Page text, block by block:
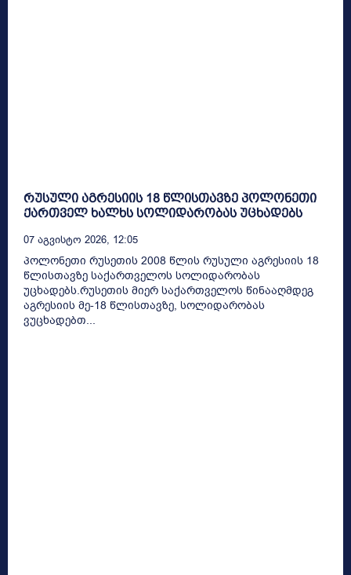
რუსული აგრესიის 18 წლისთავზე პოლონეთი
ქართველ ხალხს სოლიდარობას უცხადებს
07 Აგვისტო 2026, 12:05
პოლონეთი რუსეთის 2008 წლის რუსული აგრესიის 18
წლისთავზე საქართველოს სოლიდარობას
უცხადებს.რუსეთის მიერ საქართველოს წინააღმდეგ
აგრესიის მე-18 წლისთავზე, სოლიდარობას
ვუცხადებთ...